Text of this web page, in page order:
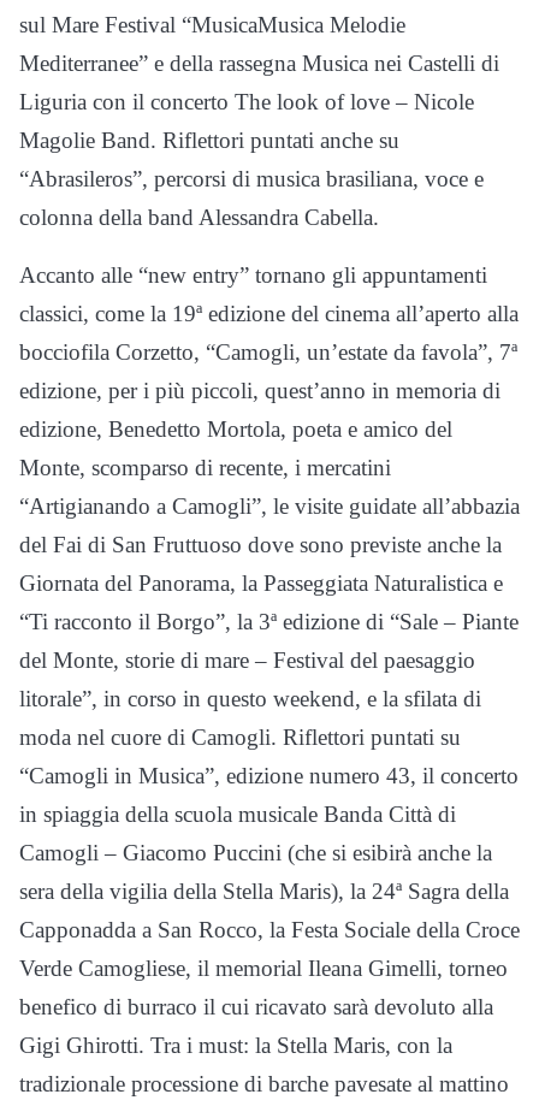
sul Mare Festival “MusicaMusica Melodie
Mediterranee” e della rassegna Musica nei Castelli di
Liguria con il concerto The look of love – Nicole
Magolie Band. Riflettori puntati anche su
“Abrasileros”, percorsi di musica brasiliana, voce e
colonna della band Alessandra Cabella.
Accanto alle “new entry” tornano gli appuntamenti
classici, come la 19ª edizione del cinema all’aperto alla
bocciofila Corzetto, “Camogli, un’estate da favola”, 7ª
edizione, per i più piccoli, quest’anno in memoria di
edizione, Benedetto Mortola, poeta e amico del
Monte, scomparso di recente, i mercatini
“Artigianando a Camogli”, le visite guidate all’abbazia
del Fai di San Fruttuoso dove sono previste anche la
Giornata del Panorama, la Passeggiata Naturalistica e
“Ti racconto il Borgo”, la 3ª edizione di “Sale – Piante
del Monte, storie di mare – Festival del paesaggio
litorale”, in corso in questo weekend, e la sfilata di
moda nel cuore di Camogli. Riflettori puntati su
“Camogli in Musica”, edizione numero 43, il concerto
in spiaggia della scuola musicale Banda Città di
Camogli – Giacomo Puccini (che si esibirà anche la
sera della vigilia della Stella Maris), la 24ª Sagra della
Capponadda a San Rocco, la Festa Sociale della Croce
Verde Camogliese, il memorial Ileana Gimelli, torneo
benefico di burraco il cui ricavato sarà devoluto alla
Gigi Ghirotti. Tra i must: la Stella Maris, con la
tradizionale processione di barche pavesate al mattino